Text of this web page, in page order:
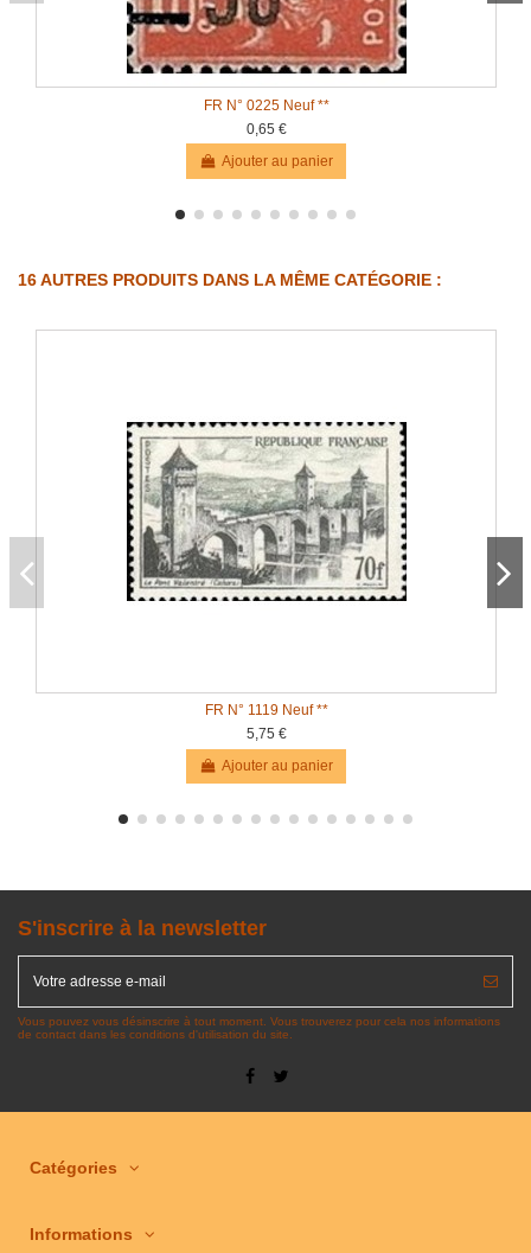
FR N° 0225 Neuf **
0,65 €
Ajouter au panier
16 AUTRES PRODUITS DANS LA MÊME CATÉGORIE :
FR N° 1119 Neuf **
5,75 €
Ajouter au panier
S'inscrire à la newsletter
Vous pouvez vous désinscrire à tout moment. Vous trouverez pour cela nos informations
de contact dans les conditions d'utilisation du site.
Catégories
Informations